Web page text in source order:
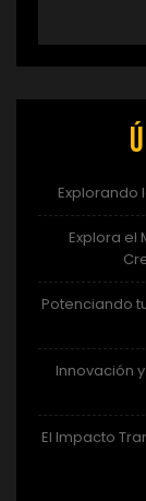
Explorando
Explora el
Potenciando
Innovación
El Impacto